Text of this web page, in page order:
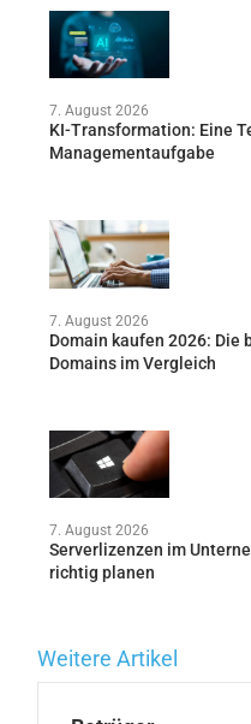
7. August 2026
KI-Transformation: Eine
Managementaufgabe
7. August 2026
Domain kaufen 2026: Die
Domains im Vergleich
7. August 2026
Serverlizenzen im
richtig planen
Weitere Artikel